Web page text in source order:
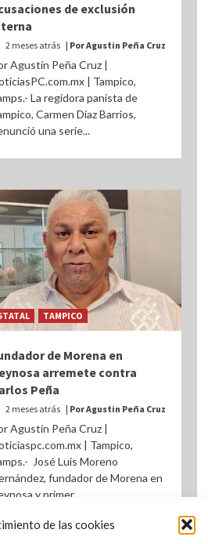
de las cookies
de exclusión
2 meses atrás | Por Agustin Peña Cruz
Agustín Peña Cruz |
| Tampico,
La regidora panista de
Carmen Díaz Barrios,
una serie...
TAMPICO
de Morena en
arremete contra
Peña
2 meses atrás | Por Agustin Peña Cruz
Agustín Peña Cruz |
| Tampico,
José Luis Moreno
fundador de Morena en
y primer...